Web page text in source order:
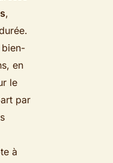
,
bien-
en
le
par
à